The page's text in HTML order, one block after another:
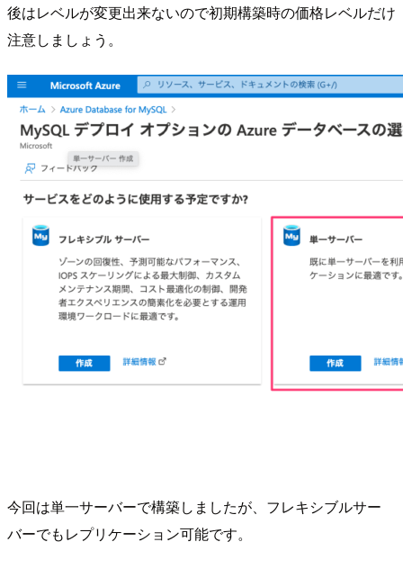
後はレベルが変更出来ないので初期構築時の価格レベルだけ
注意しましょう。
今回は単一サーバーで構築しましたが、フレキシブルサー
バーでもレプリケーション可能です。